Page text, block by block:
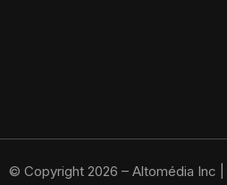
© Copyright 2026 – Altomédia Inc |